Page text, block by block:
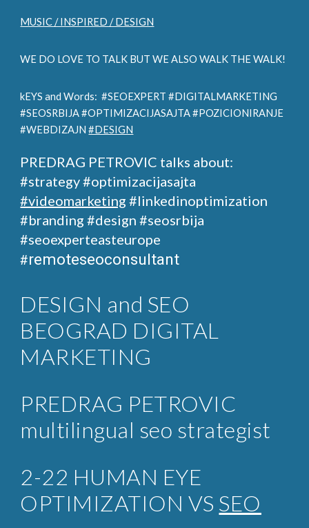
MUSIC / INSPIRED / DESIGN
WE DO LOVE TO TALK BUT WE ALSO WALK THE WALK!
kEYS and Words: #SEOEXPERT #DIGITALMARKETING
#SEOSRBIJA #OPTIMIZACIJASAJTA #POZICIONIRANJE
#WEBDIZAJN#DESIGN
PREDRAG PETROVIC talks about:
#strategy #optimizacijasajta
#videomarketing #linkedinoptimization
#branding #design#seosrbija
#seoexperteasteurope
#remoteseoconsultant
DESIGN and SEO
BEOGRAD DIGITAL
MARKETING
PREDRAG PETROVIC
multilingual seo strategist
2-22 HUMAN EYE
OPTIMIZATION VS SEO